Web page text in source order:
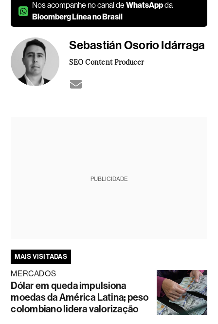
Nos acompanhe no canal deWhatsAppda
Bloomberg Línea no Brasil
Sebastián Osorio Idárraga
SEO Content Producer
PUBLICIDADE
MAIS VISITADAS
MERCADOS
Dólar em queda impulsiona
moedas da América Latina; peso
colombiano lidera valorização